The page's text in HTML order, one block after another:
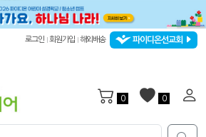
로그인 회원가입 해외배송 파이디온선교회
0 0